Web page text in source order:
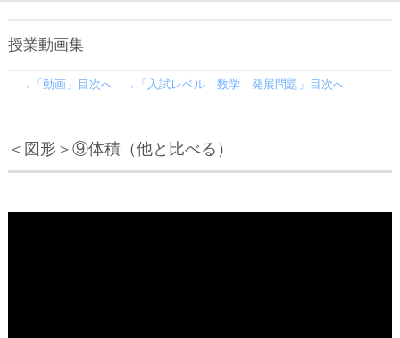
授業動画集
→「動画」目次へ →「入試レベル 数学 発展問題」目次へ
＜図形＞⑨体積（他と比べる）